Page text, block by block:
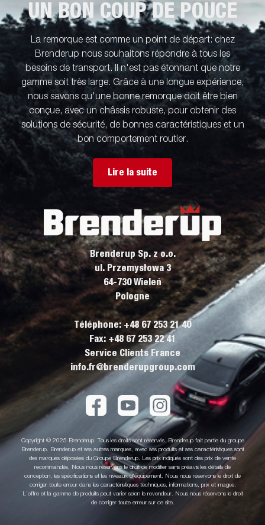
UN BON COUP DE POUCE
La remorque est comme un point de départ: chez
Brenderup nous souhaitons répondre à tous les
besoins de transport. Il n'est pas étonnant que notre
gamme soit très large. Grâce à une longue expérience,
nous savons qu'une bonne remorque doit être bien
conçue, avec un châssis robuste, pour obtenir des
solutions de sécurité, de bonnes caractéristiques et un
bon comportement routier.
Lire la suite
Brenderup Sp. z o.o.
ul. Przemysłowa 3
64-730 Wieleń
Pologne
Téléphone: +48 67 253 21 40
Fax: +48 67 253 22 41
Service Clients France
info.fr@brenderupgroup.com
Copyright © 2025 Brenderup. Tous les droits sont réservés. Brenderup fait partie du groupe
Brenderup. Brenderup et ses autres marques, avec ses produits et ses caractéristiques sont
des marques déposées du Groupe Brenderup. Les prix indiqués sont des prix de vente
recommandés. Nous nous réservons le droit de modifier sans préavis les détails de
conception, les spécifications et les niveaux d'équipement. Nous nous réservons le droit de
corriger toute erreur dans les caractéristiques techniques, informations, prix et images.
L’offre et la gamme de produits peut varier selon le revendeur. Nous nous réservons le droit
de corriger toute erreur sur ce site.